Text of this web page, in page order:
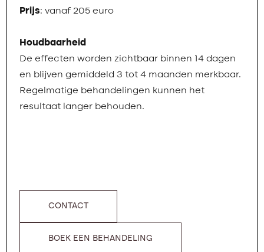
Prijs: vanaf 205 euro
Houdbaarheid
De effecten worden zichtbaar binnen 14 dagen
en blijven gemiddeld 3 tot 4 maanden merkbaar.
Regelmatige behandelingen kunnen het
resultaat langer behouden.
CONTACT
BOEK EEN BEHANDELING